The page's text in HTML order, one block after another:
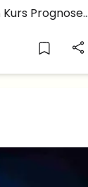
Prognose
Kurs